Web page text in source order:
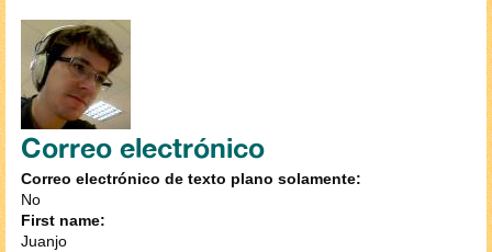
Correo electrónico
Correo electrónico de texto plano solamente:
No
First name:
Juanjo